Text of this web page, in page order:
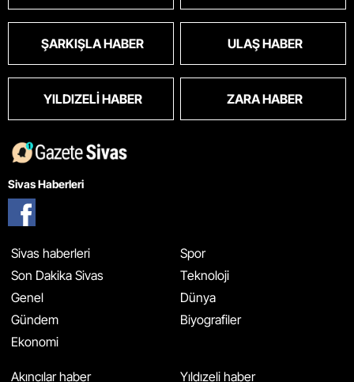
ŞARKIŞLA HABER ULAŞ HABER
YILDIZELI HABER ZARA HABER
Sivas Haberleri
Sivas haberleri
Son Dakika Sivas
Genel
Gündem
Ekonomi
Spor
Teknoloji
Dünya
Biyografiler
Akıncılar haber Yıldızeli haber